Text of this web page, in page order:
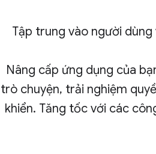
Tập trung vào người
Nâng cấp ứng dụng của
trò chuyện, trải nghiệm
khiển. Tăng tốc với các